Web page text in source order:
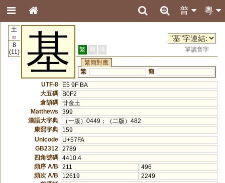
粵
普
土
32
8
(11)
基 繁 簡 港
單讀音字
繁簡對應
繁
簡
UTF-8
E5 9F BA
大五碼
B0F2
倉頡碼 廿金土
Matthews
399
漢語大字典
（一版）0449；（二版）482
康熙字典
159
Unicode
U+57FA
GB2312
2789
四角號碼 4410.4
頻序 A/B
211
496
頻次 A/B
12619
2249